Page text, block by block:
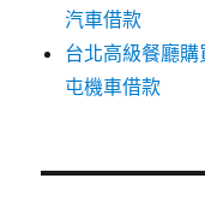
汽車借款
台北高級餐廳
屯機車借款